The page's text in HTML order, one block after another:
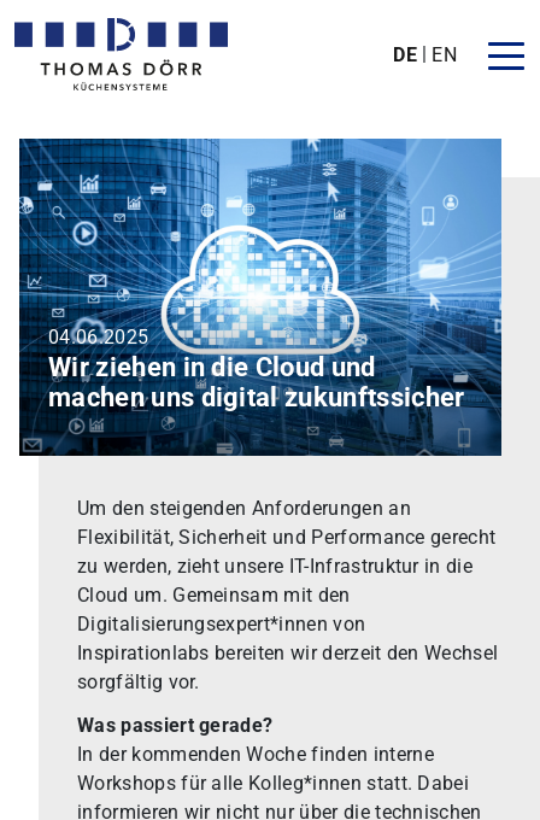
DE EN
04.06.2025
Wir ziehen in die Cloud und
machen uns digital zukunftssicher
Um den steigenden Anforderungen an
Flexibilität, Sicherheit und Performance gerecht
zu werden, zieht unsere IT-Infrastruktur in die
Cloud um. Gemeinsam mit den
Digitalisierungsexpert*innen von
Inspirationlabs bereiten wir derzeit den Wechsel
sorgfältig vor.
Was passiert gerade?
In der kommenden Woche finden interne
Workshops für alle Kolleg*innen statt. Dabei
informieren wir nicht nur über die technischen